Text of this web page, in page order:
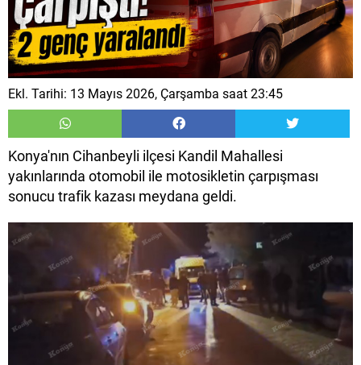
Ekl. Tarihi: 13 Mayıs 2026, Çarşamba saat 23:45
Konya'nın Cihanbeyli ilçesi Kandil Mahallesi
yakınlarında otomobil ile motosikletin çarpışması
sonucu trafik kazası meydana geldi.